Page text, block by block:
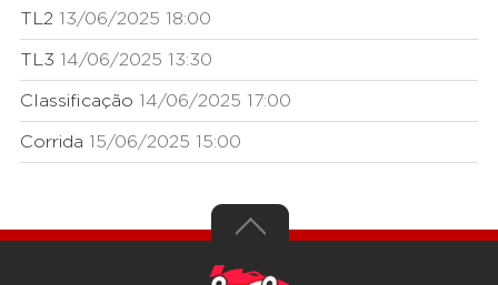
TL2 13/06/2025 18:00
TL3 14/06/2025 13:30
Classificação 14/06/2025 17:00
Corrida 15/06/2025 15:00